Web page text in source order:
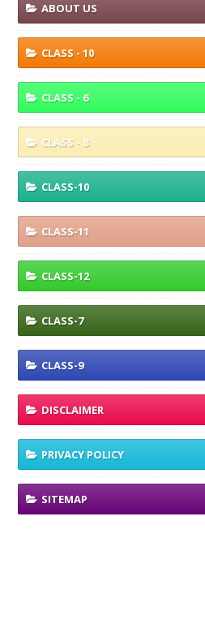
ABOUT US
CLASS - 10
CLASS - 6
CLASS - 8
CLASS-10
CLASS-11
CLASS-12
CLASS-7
CLASS-9
DISCLAIMER
PRIVACY POLICY
SITEMAP